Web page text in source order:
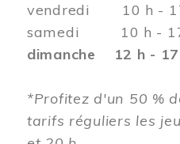
vendredi 10 h -
samedi 10 h -
dimanche 12 h -
*Profitez d'un 50 %
tarifs réguliers les